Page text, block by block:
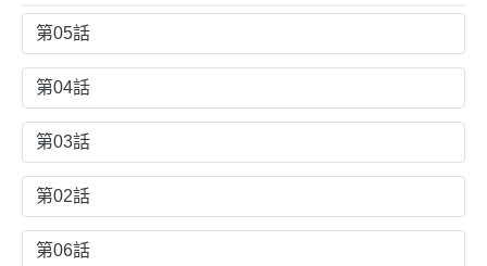
第05話
第04話
第03話
第02話
第06話